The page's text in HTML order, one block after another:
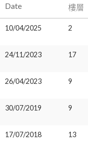
Date 樓層
10/04/2025 2
24/11/2023 17
26/04/2023 9
30/07/2019 9
17/07/2018 13